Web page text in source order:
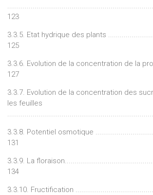
123
3.3.5. Etat hydrique des plants
125
3.3.6. Evolution de la concentration de la
127
3.3.7. Evolution de la concentration des
les feuilles
3.3.8. Potentiel osmotique
131
3.3.9. La
134
3.3.10. Fructification